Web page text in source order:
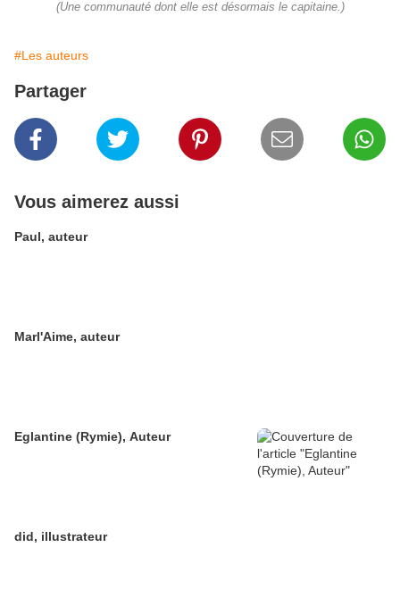
(Une communauté dont elle est désormais le capitaine.)
#Les auteurs
Partager
Vous aimerez aussi
Paul, auteur
Marl'Aime, auteur
Eglantine (Rymie), Auteur
did, illustrateur